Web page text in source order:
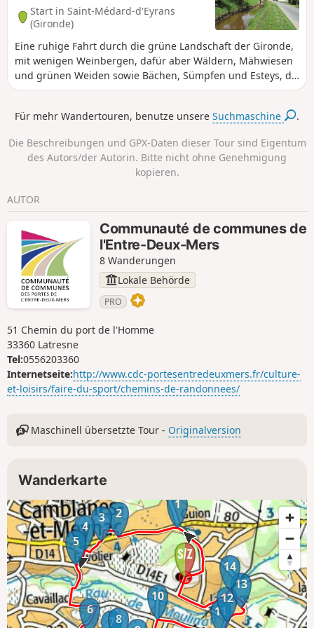
einem Waschhaus überrascht wird.
Start in Saint-Médard-d'Eyrans
(Gironde)
Eine ruhige Fahrt durch die grüne Landschaft der Gironde,
mit wenigen Weinbergen, dafür aber Wäldern, Mähwiesen
und grünen Weiden sowie Bächen, Sümpfen und Esteys, da
die Garonne in der Nähe liegt. Achtung: Ein Großteil der
geboten
Für mehr Wandertouren, benutze unsereSuchmaschine .
Die Beschreibungen und GPX-Daten dieser Tour sind Eigentum
des Autors/der Autorin. Bitte nicht ohne Genehmigung
kopieren.
AUTOR
Communauté de communes de
l'Entre-Deux-Mers
8 Wanderungen
Lokale Behörde
PRO
51 Chemin du port de l'Homme
33360 Latresne
Tel:0556203360
Internetseite:http://www.cdc-portesentredeuxmers.fr/culture-
et-loisirs/faire-du-sport/chemins-de-randonnees/
Maschinell übersetzte Tour - Originalversion
Wanderkarte
1
2
3
4
5
6
78
10
11
12
13
14